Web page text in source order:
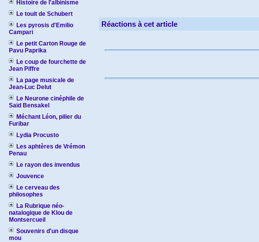
Histoire de l'albinisme
Le touit de Schubert
Les pyrosis d'Emilio
Campari
Le petit Carton Rouge de
Pavu Paprika
Le coup de fourchette de
Jean Piffre
La page musicale de
Jean-Luc Delut
Le Neurone cinéphile de
Saïd Bensakel
Méchant Léon, pilier du
Furibar
Lydia Procusto
Les aphtères de Vrémon
Penau
Le rayon des invendus
Jouvence
Le cerveau des
philosophes
La Rubrique néo-
natalogique de Klou de
Montsercueil
Souvenirs d'un disque
mou
Réactions à cet article